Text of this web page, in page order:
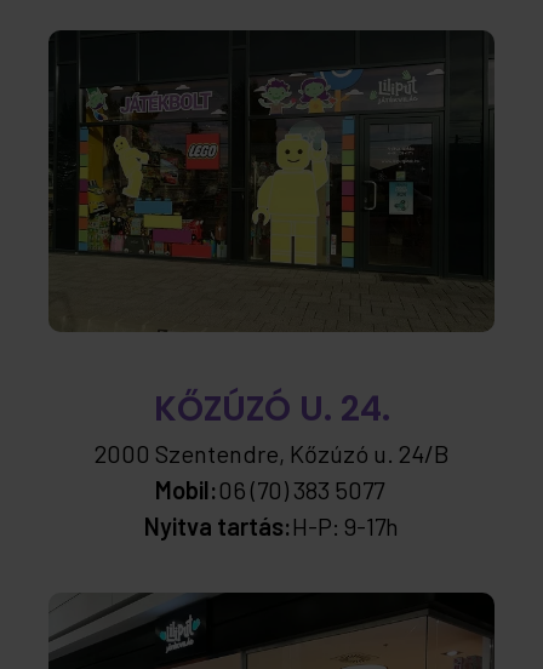
KŐZÚZÓ U. 24.
2000 Szentendre, Kőzúzó u. 24/B
Mobil: 06 (70) 383 5077
Nyitva tartás: H-P: 9-17h